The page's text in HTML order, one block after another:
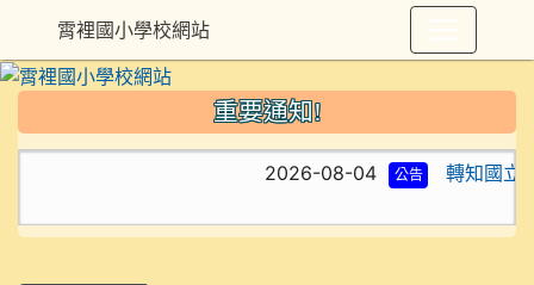
重要通知!
2026-08-04 公告 轉知國立
霄裡國小學校網站